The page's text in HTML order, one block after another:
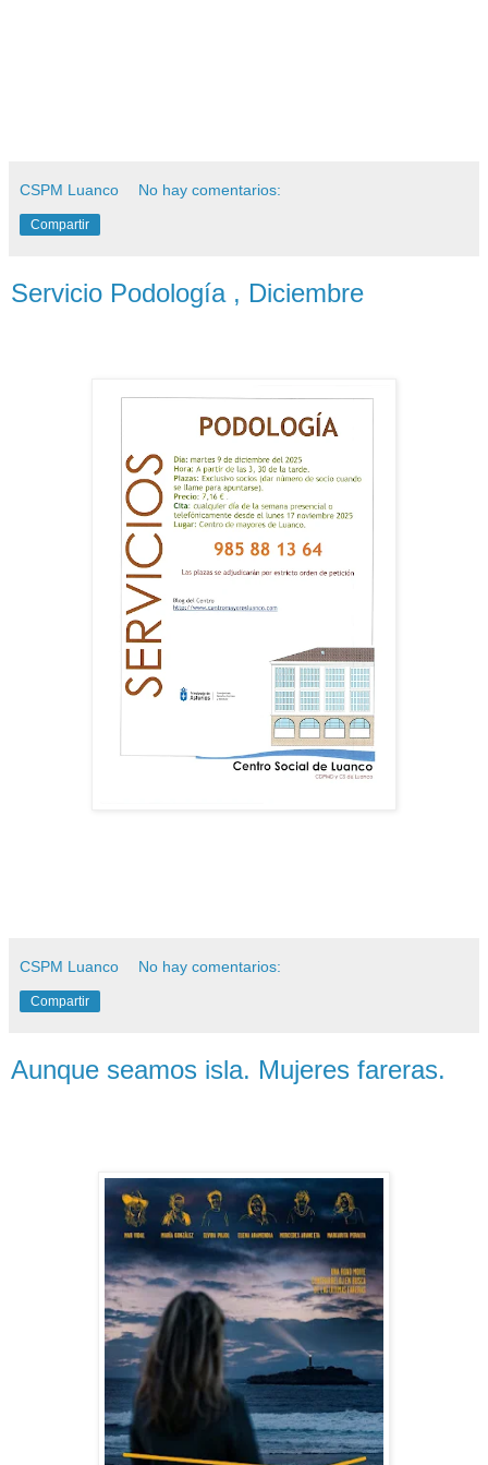
CSPM Luanco No hay comentarios:
Compartir
Servicio Podología , Diciembre
CSPM Luanco No hay comentarios:
Compartir
Aunque seamos isla. Mujeres fareras.